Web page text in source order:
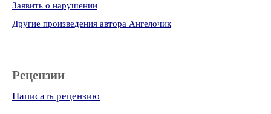
Заявить о нарушении
Другие произведения автора Ангелочик
Рецензии
Написать рецензию